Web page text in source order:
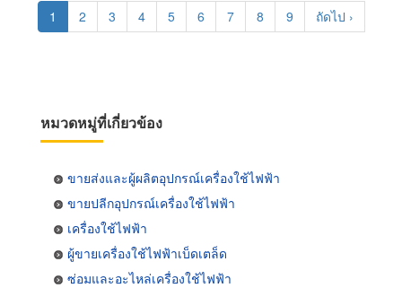
Current
page
1 Page
2 Page
3 Page
4 Page
5 Page
6 Page
7 Page
8 Page
9
Next
page
ถัดไป ›
หมวดหมู่ที่เกี่ยวข้อง
ขายส่งและผู้ผลิตอุปกรณ์เครื่องใช้ไฟฟ้า
ขายปลีกอุปกรณ์เครื่องใช้ไฟฟ้า
เครื่องใช้ไฟฟ้า
ผู้ขายเครื่องใช้ไฟฟ้าเบ็ดเตล็ด
ซ่อมและอะไหล่เครื่องใช้ไฟฟ้า